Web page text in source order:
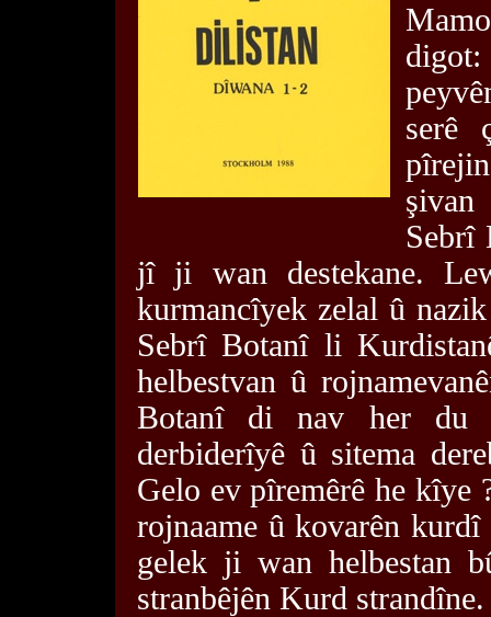
serê
Sebrî
jî ji wan destekane.
kurmancîyek zelal û
Sebrî Botanî li
helbestvan û
Botanî di nav her du
derbiderîyê û sitema
Gelo ev pîremêrê he kîye
rojnaame û kovarên
gelek ji wan helbestan
stranbêjên Kurd strandîne.